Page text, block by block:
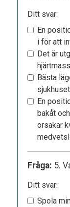
Ditt svar:
En
i för att
Det är
Bästa
En
bakåt
orsakar
Fråga: 5.
Ditt svar:
Spola